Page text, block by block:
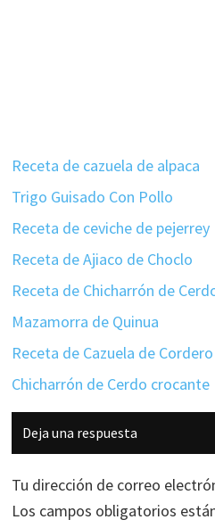
Receta de cazuela de alpaca
Trigo Guisado Con Pollo
Receta de ceviche de pejerrey
Receta de Ajiaco de Choclo
Receta de Chicharrón de
Mazamorra de Quinua
Receta de Cazuela de Cordero
Chicharrón de Cerdo crocante
Interacciones
con
los
lectores
Deja una respuesta
Tu dirección de correo
Los campos obligatorios